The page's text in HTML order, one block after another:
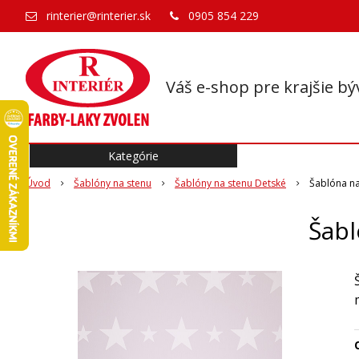
Váš e-shop pre krajšie
rinterier@rinterier.sk 0905 854 229
Úvod Šablóny na stenu Šablóny na stenu Detské Šablóna
Kategórie